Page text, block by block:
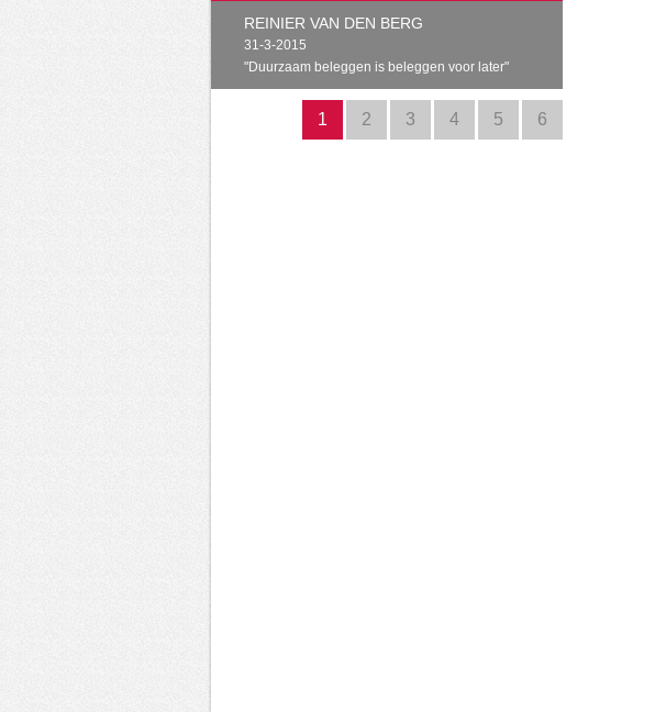
REINIER VAN DEN BERG
31-3-2015
" Duurzaam beleggen is beleggen voor later "
1 2 3 4 5 6